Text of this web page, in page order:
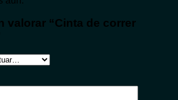
valorar “Cinta de correr